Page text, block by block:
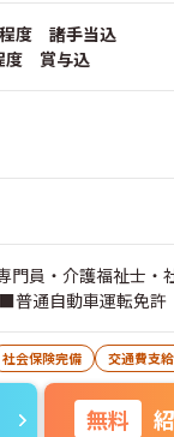
程度 諸手当込
度 賞与込
員・介護福祉士・
通自動車運転免許
社会保険完備 交通費支給
無料